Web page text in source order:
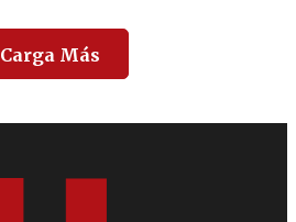
Carga Más